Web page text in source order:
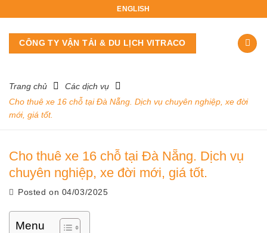
content
ENGLISH
CÔNG TY VẬN TẢI & DU LỊCH VITRACO
Trang chủ
Các dịch vụ
Cho thuê xe 16 chỗ tại Đà Nẵng. Dịch vụ chuyên nghiệp, xe đời
mới, giá tốt.
Cho thuê xe 16 chỗ tại Đà Nẵng. Dịch vụ
chuyên nghiệp, xe đời mới, giá tốt.
Posted on 04/03/2025
Menu